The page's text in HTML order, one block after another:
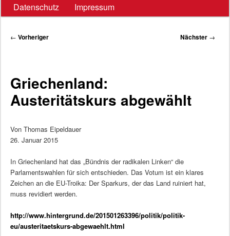
Datenschutz
Impressum
Beitragsnavigation
← Vorheriger Nächster →
Griechenland:
Austeritätskurs abgewählt
Von Thomas Eipeldauer
26. Januar 2015
In Griechenland hat das „Bündnis der radikalen Linken“ die
Parlamentswahlen für sich entschieden. Das Votum ist ein klares
Zeichen an die EU-Troika: Der Sparkurs, der das Land ruiniert hat,
muss revidiert werden.
http://www.hintergrund.de/201501263396/politik/politik-
eu/austeritaetskurs-abgewaehlt.html